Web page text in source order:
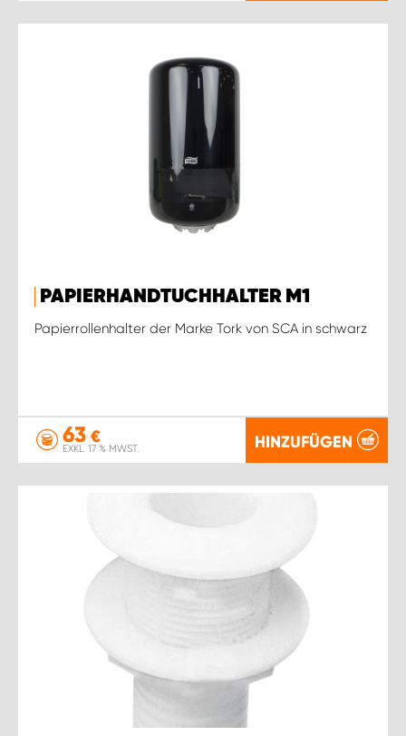
PAPIERHANDTUCHHALTER M1
Papierrollenhalter der Marke Tork von SCA in schwarz
63 €
EXKL. 17 % MWST. HINZUFÜGEN